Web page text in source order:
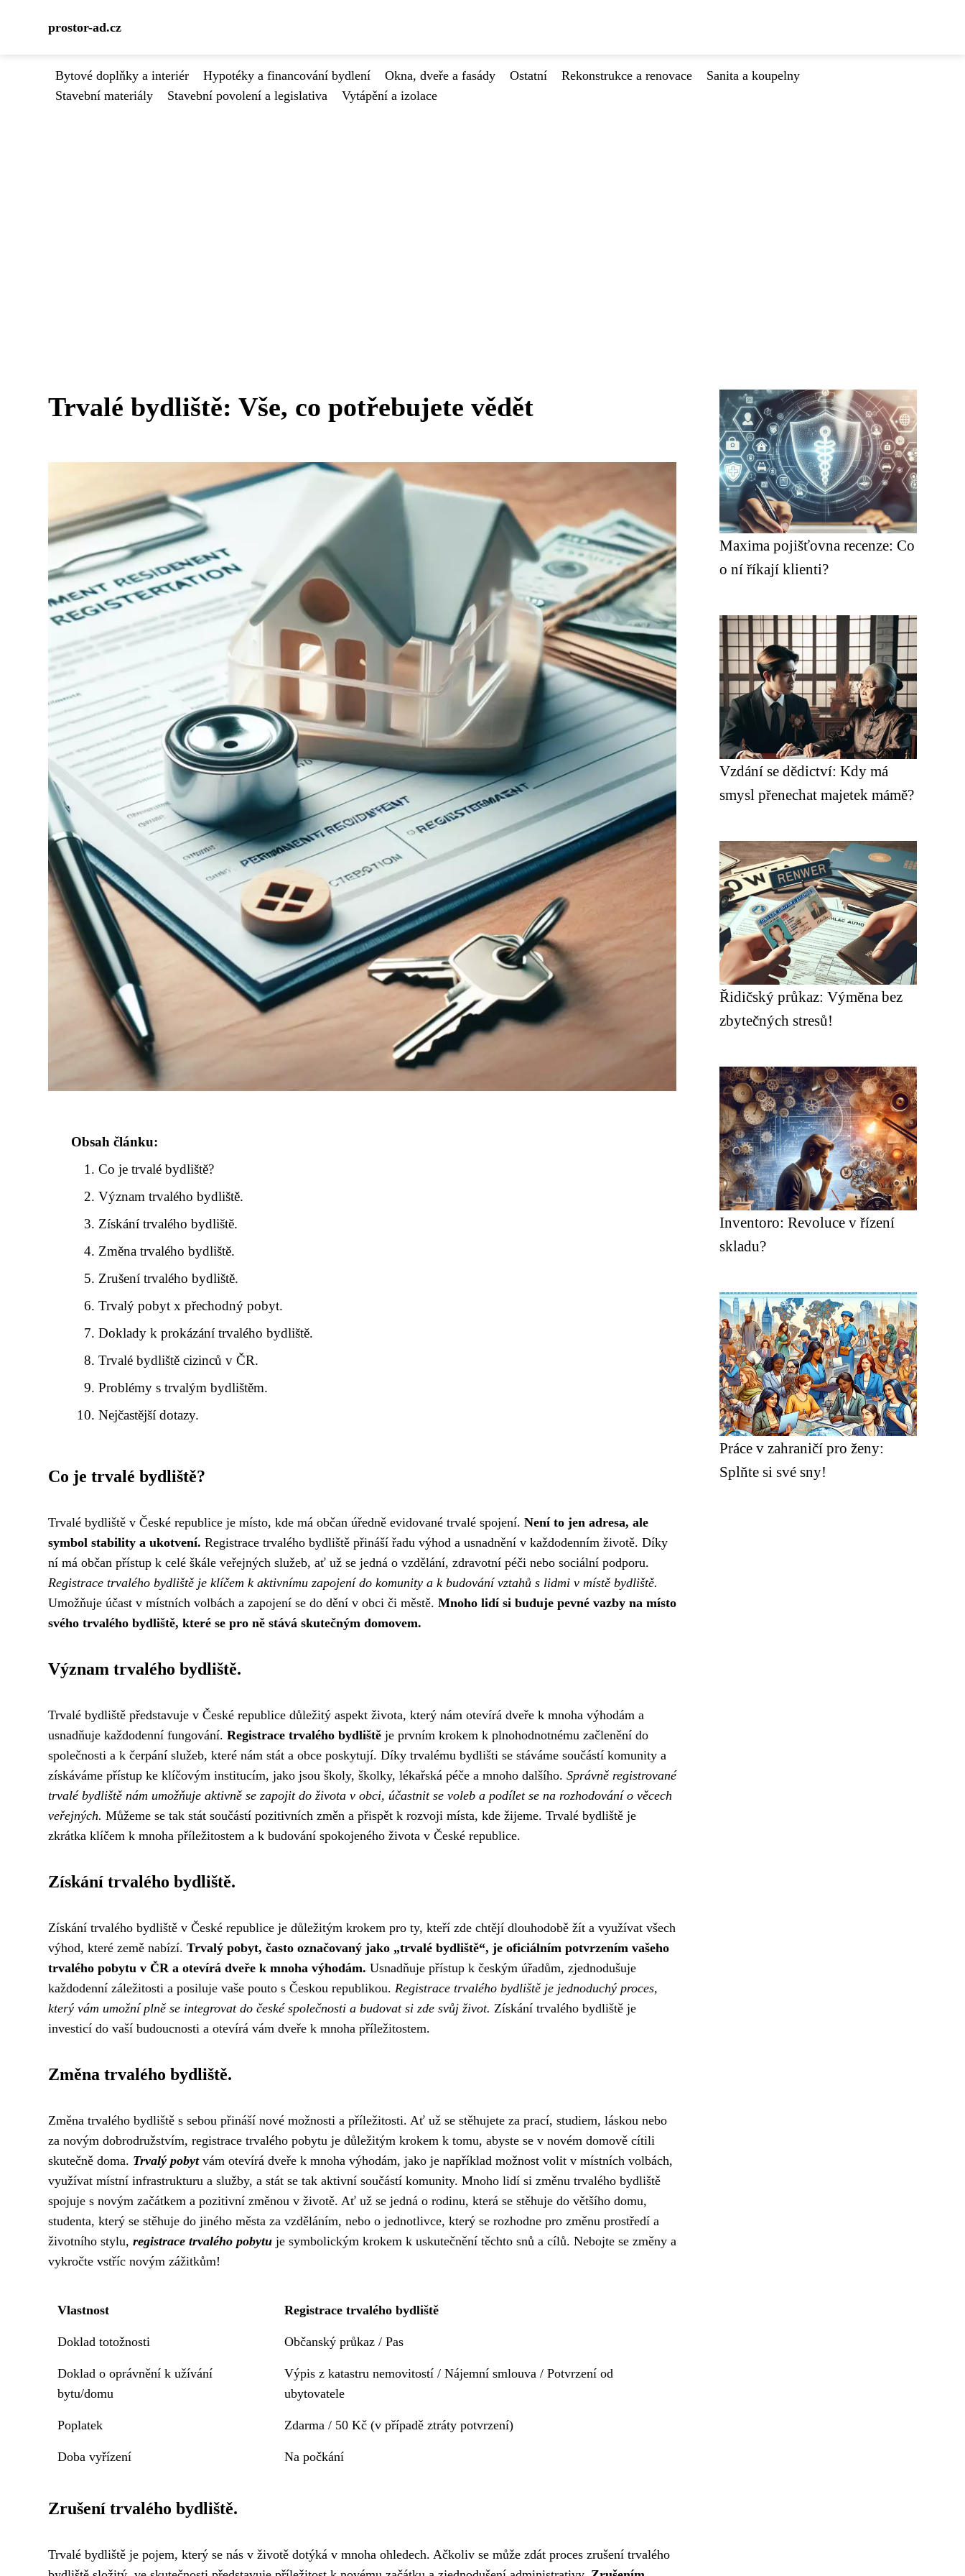
prostor-ad.cz
Bytové doplňky a interiér Hypotéky a financování bydlení Okna, dveře a fasády Ostatní Rekonstrukce a renovace
Sanita a koupelny
Stavební materiály
Stavební povolení a legislativa Vytápění a izolace
Trvalé bydliště: Vše, co potřebujete vědět
Obsah článku:
Co je trvalé bydliště?
Význam trvalého bydliště.
Získání trvalého bydliště.
Změna trvalého bydliště.
Zrušení trvalého bydliště.
Trvalý pobyt x přechodný pobyt.
Doklady k prokázání trvalého bydliště.
Trvalé bydliště cizinců v ČR.
Problémy s trvalým bydlištěm.
Nejčastější dotazy.
Co je trvalé bydliště?
Trvalé bydliště v České republice je místo, kde má občan úředně evidované trvalé spojení. Není to jen adresa, ale
symbol stability a ukotvení. Registrace trvalého bydliště přináší řadu výhod a usnadnění v každodenním životě. Díky
ní má občan přístup k celé škále veřejných služeb, ať už se jedná o vzdělání, zdravotní péči nebo sociální podporu.
Registrace trvalého bydliště je klíčem k aktivnímu zapojení do komunity a k budování vztahů s lidmi v místě bydliště.
Umožňuje účast v místních volbách a zapojení se do dění v obci či městě. Mnoho lidí si buduje pevné vazby na místo
svého trvalého bydliště, které se pro ně stává skutečným domovem.
Význam trvalého bydliště.
Trvalé bydliště představuje v České republice důležitý aspekt života, který nám otevírá dveře k mnoha výhodám a
usnadňuje každodenní fungování. Registrace trvalého bydliště je prvním krokem k plnohodnotnému začlenění do
společnosti a k čerpání služeb, které nám stát a obce poskytují. Díky trvalému bydlišti se stáváme součástí komunity a
získáváme přístup ke klíčovým institucím, jako jsou školy, školky, lékařská péče a mnoho dalšího. Správně registrované
trvalé bydliště nám umožňuje aktivně se zapojit do života v obci, účastnit se voleb a podílet se na rozhodování o věcech
veřejných. Můžeme se tak stát součástí pozitivních změn a přispět k rozvoji místa, kde žijeme. Trvalé bydliště je
zkrátka klíčem k mnoha příležitostem a k budování spokojeného života v České republice.
Získání trvalého bydliště.
Získání trvalého bydliště v České republice je důležitým krokem pro ty, kteří zde chtějí dlouhodobě žít a využívat všech
výhod, které země nabízí. Trvalý pobyt, často označovaný jako „trvalé bydliště“, je oficiálním potvrzením vašeho
trvalého pobytu v ČR a otevírá dveře k mnoha výhodám. Usnadňuje přístup k českým úřadům, zjednodušuje
každodenní záležitosti a posiluje vaše pouto s Českou republikou. Registrace trvalého bydliště je jednoduchý proces,
který vám umožní plně se integrovat do české společnosti a budovat si zde svůj život. Získání trvalého bydliště je
investicí do vaší budoucnosti a otevírá vám dveře k mnoha příležitostem.
Změna trvalého bydliště.
Změna trvalého bydliště s sebou přináší nové možnosti a příležitosti. Ať už se stěhujete za prací, studiem, láskou nebo
za novým dobrodružstvím, registrace trvalého pobytu je důležitým krokem k tomu, abyste se v novém domově cítili
skutečně doma. Trvalý pobytvám otevírá dveře k mnoha výhodám, jako je například možnost volit v místních volbách,
využívat místní infrastrukturu a služby, a stát se tak aktivní součástí komunity. Mnoho lidí si změnu trvalého bydliště
spojuje s novým začátkem a pozitivní změnou v životě. Ať už se jedná o rodinu, která se stěhuje do většího domu,
studenta, který se stěhuje do jiného města za vzděláním, nebo o jednotlivce, který se rozhodne pro změnu prostředí a
životního stylu, registrace trvalého pobytu je symbolickým krokem k uskutečnění těchto snů a cílů. Nebojte se změny a
vykročte vstříc novým zážitkům!
Vlastnost Registrace trvalého bydliště
Doklad totožnosti Občanský průkaz / Pas
Doklad o oprávnění k užívání
bytu/domu
Výpis z katastru nemovitostí / Nájemní smlouva / Potvrzení od
ubytovatele
Poplatek Zdarma / 50 Kč (v případě ztráty potvrzení)
Doba vyřízení Na počkání
Zrušení trvalého bydliště.
Trvalé bydliště je pojem, který se nás v životě dotýká v mnoha ohledech. Ačkoliv se může zdát proces zrušení trvalého
Maxima pojišťovna recenze: Co
o ní říkají klienti?
Vzdání se dědictví: Kdy má
smysl přenechat majetek mámě?
Řidičský průkaz: Výměna bez
zbytečných stresů!
Inventoro: Revoluce v řízení
skladu?
Práce v zahraničí pro ženy:
Splňte si své sny!